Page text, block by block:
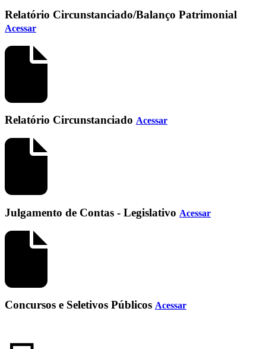
Relatório Circunstanciado/Balanço Patrimonial
Acessar
Relatório Circunstanciado Acessar
Julgamento de Contas - Legislativo Acessar
Concursos e Seletivos Públicos Acessar